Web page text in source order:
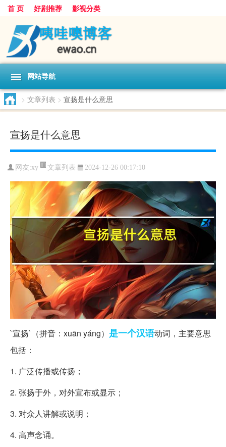
首 页 好剧推荐 影视分类
网站导航
> 文章列表 > 宣扬是什么意思
宣扬是什么意思
网友:xy 文章列表 2024-12-26 00:17:10
`宣扬`（拼音：xuān yáng） 是一个汉语动词，主要意思
包括：
1. 广泛传播或传扬；
2. 张扬于外，对外宣布或显示；
3. 对众人讲解或说明；
4. 高声念诵。